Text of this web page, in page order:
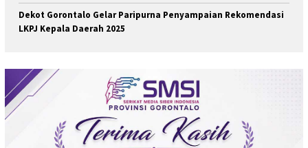
Dekot Gorontalo Gelar Paripurna Penyampaian Rekomendasi
LKPJ Kepala Daerah 2025